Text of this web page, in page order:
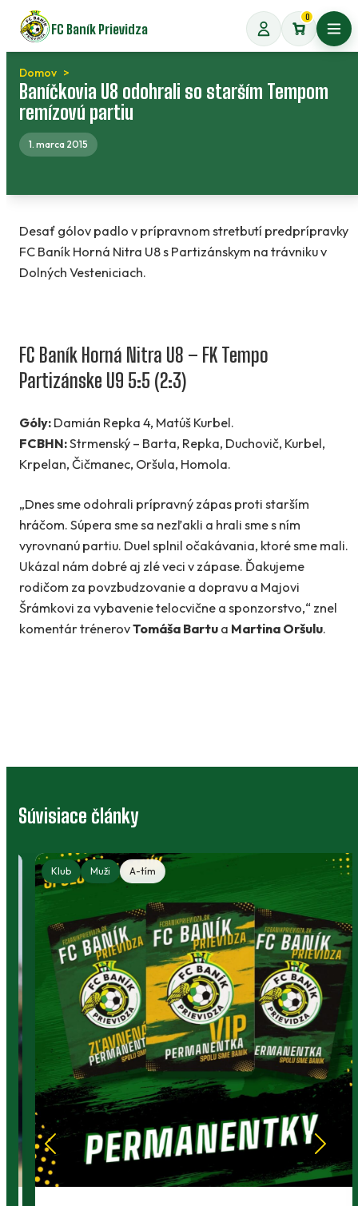
Preskočiť
na
obsah
FC Baník Prievidza
0
Domov
Baníčkovia U8 odohrali so starším Tempom
remízovú partiu
1. marca 2015
Desať gólov padlo v prípravnom stretbutí predprípravky
FC Baník Horná Nitra U8 s Partizánskym na trávniku v
Dolných Vesteniciach.
FC Baník Horná Nitra U8 – FK Tempo
Partizánske U9 5:5 (2:3)
Góly: Damián Repka 4, Matúš Kurbel.
FCBHN:Strmenský – Barta, Repka, Duchovič, Kurbel,
Krpelan, Čičmanec, Oršula, Homola.
„Dnes sme odohrali prípravný zápas proti starším
hráčom. Súpera sme sa nezľakli a hrali sme s ním
vyrovnanú partiu. Duel splnil očakávania, ktoré sme mali.
Ukázal nám dobré aj zlé veci v zápase. Ďakujeme
rodičom za povzbudzovanie a dopravu a Majovi
Šrámkovi za vybavenie telocvične a sponzorstvo,“ znel
komentár trénerovTomáša Bartu a Martina Oršulu.
Súvisiace články
Klub Muži A-tím